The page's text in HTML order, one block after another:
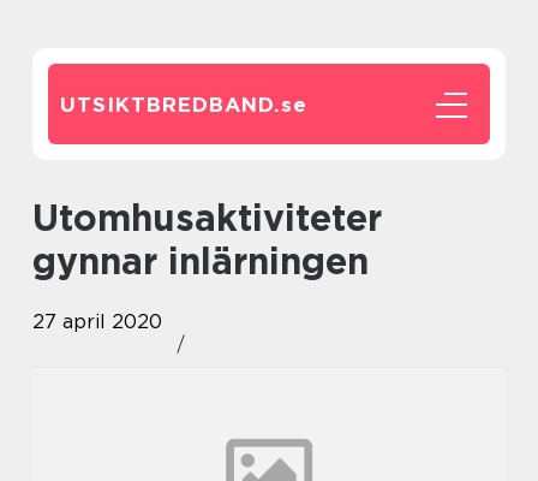
UTSIKTBREDBAND.se
Utomhusaktiviteter
gynnar inlärningen
27 april 2020